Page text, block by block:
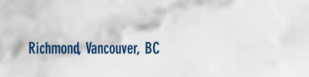
Richmond, Vancouver, BC